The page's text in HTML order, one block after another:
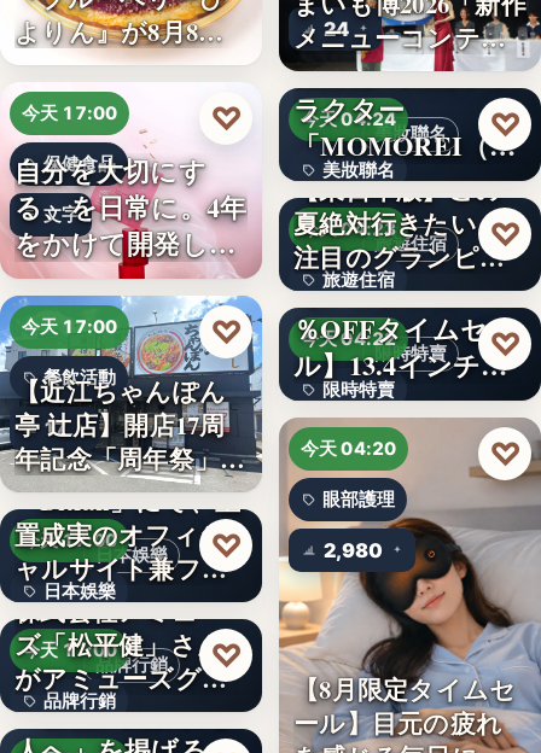
よりん』が8月8日
「ブル…
今天 17:00
保健食品
文字
自分を大切にす
る、を日常に。4年
をかけて開発した
女性のた…
♡
今天 17:00
餐飲活動
17
【近江ちゃんぽん
亭 辻店】開店17周
年記念「周年祭」開
催…
♡
日本娛樂
今天 17:00
日本娛樂
730円
「Bitfan」にて、玉
置成実のオフィシ
ャルサイト兼フ
ァ…
♡
品牌行銷
今天 17:00
品牌行銷
株式会社アミュー
ズ「松平健」さん
がアミューズグル
ープ ス…
♡
「社長に買われる
24
メニューコンテス
ト…
美妝聯名
今天 04:24
美妝聯名
文字
韓国発の人気キャ
ラクター
「MOMOREI（モ
モレイ）」が…
♡
旅遊住宿
今天 04:23
旅遊住宿
10
【東日本版】この
夏絶対行きたい！
注目のグランピン
グ施設…
♡
限時特賣
今天 04:22
限時特賣
文字
【アマゾン30
％OFFタイムセー
ル】13.4インチ大
画面…
♡
今天 04:20
眼部護理
2,980
【8月限定タイムセ
ール】目元の疲れ
♡